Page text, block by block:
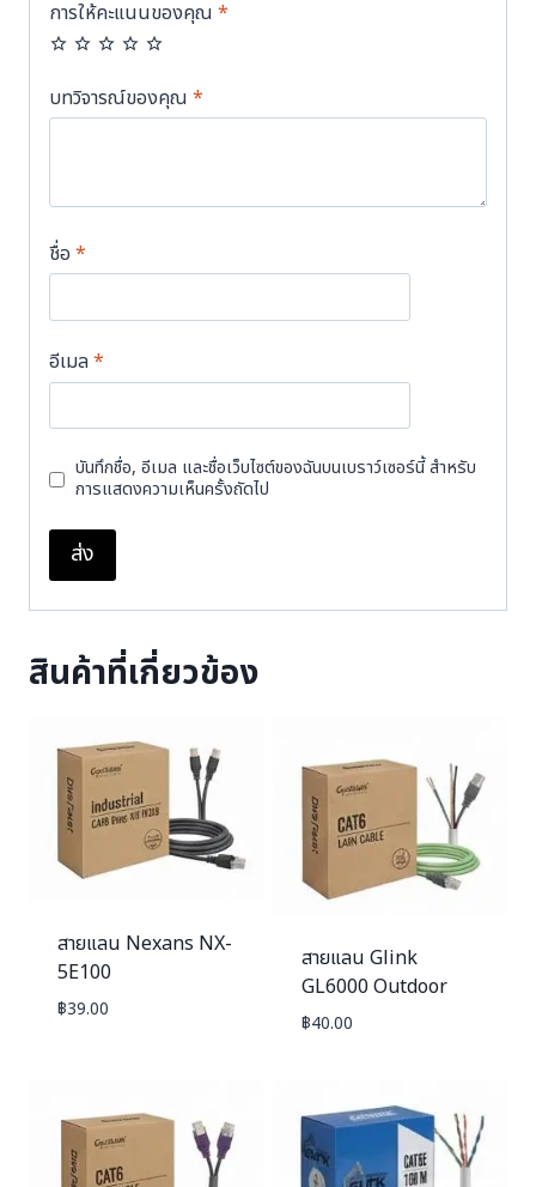
การให้คะแนนของคุณ *
บทวิจารณ์ของคุณ *
ชื่อ *
อีเมล *
บันทึกชื่อ, อีเมล และชื่อเว็บไซต์ของฉันบนเบราว์เซอร์นี้ สำหรับ
การแสดงความเห็นครั้งถัดไป
สินค้าที่เกี่ยวข้อง
สายแลน Nexans NX-
5E100
฿39.00
สายแลน Glink
GL6000 Outdoor
฿40.00